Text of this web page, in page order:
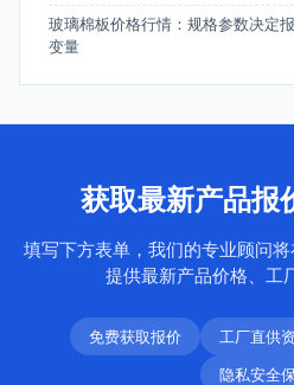
玻璃棉板价格行情：规格参数决定
变量
获取最新产品报
填写下方表单，我们的专业顾问
提供最新产品价格、工
免费获取报价 工厂直供
隐私安全